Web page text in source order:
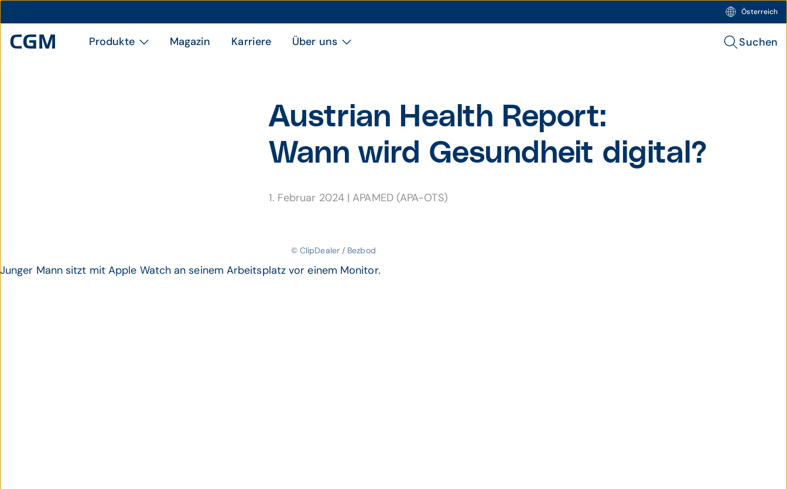
Österreich
Produkte Magazin Karriere Über uns Suchen
Austrian Health Report:
Wann wird Gesund­heit digital?
1. Februar 2024 |APAMED (APA-OTS)
© ClipDealer / Bezbod
Junger Mann sitzt mit Apple Watch an seinem Arbeitsplatz vor einem Monitor.